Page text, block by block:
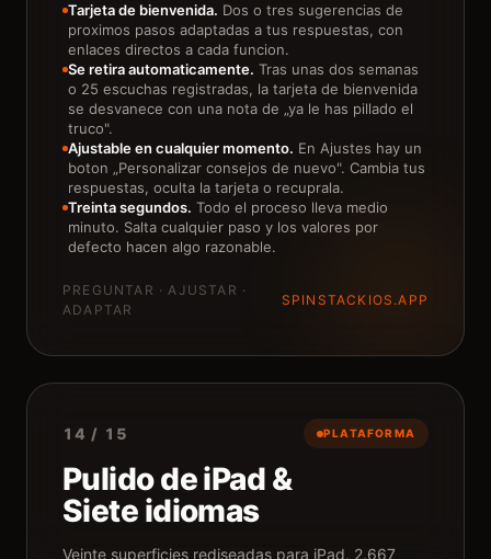
Tarjeta de bienvenida. Dos o tres sugerencias de
proximos pasos adaptadas a tus respuestas, con
enlaces directos a cada funcion.
Se retira automaticamente. Tras unas dos semanas
o 25 escuchas registradas, la tarjeta de bienvenida
se desvanece con una nota de „ya le has pillado el
truco".
Ajustable en cualquier momento. En Ajustes hay un
boton „Personalizar consejos de nuevo". Cambia tus
respuestas, oculta la tarjeta o recuprala.
Treinta segundos. Todo el proceso lleva medio
minuto. Salta cualquier paso y los valores por
defecto hacen algo razonable.
PREGUNTAR · AJUSTAR ·
ADAPTAR
SPINSTACKIOS.APP
14 / 15 PLATAFORMA
Pulido de iPad &
Siete idiomas
Veinte superficies rediseadas para iPad. 2.667